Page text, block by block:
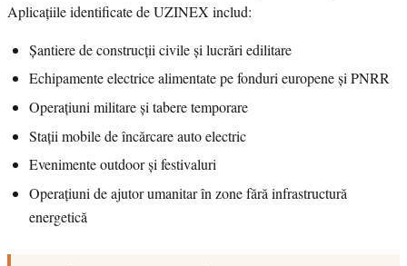
Aplicațiile identificate de UZINEX includ:
Șantiere de construcții civile și lucrări edilitare
Echipamente electrice alimentate pe fonduri europene și PNRR
Operațiuni militare și tabere temporare
Stații mobile de încărcare auto electric
Evenimente outdoor și festivaluri
Operațiuni de ajutor umanitar în zone fără infrastructură
energetică